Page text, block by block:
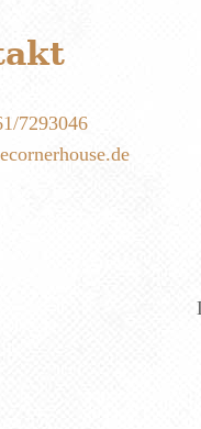
7293046